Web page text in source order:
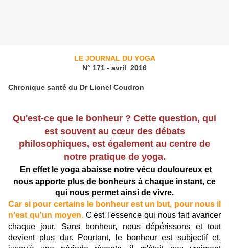
LE JOURNAL DU YOGA
N° 171 - avril 2016
Chronique santé du Dr Lionel Coudron
Qu'est-ce que le bonheur ? Cette question, qui
est souvent au cœur des débats
philosophiques, est également au centre de
notre pratique de yoga.
En effet le yoga abaisse notre vécu douloureux et
nous apporte plus de bonheurs à chaque instant, ce
qui nous permet ainsi de vivre.
Car si pour certains le bonheur est un but, pour nous il
n'est qu'un moyen. C'est l'essence qui nous fait avancer
chaque jour. Sans bonheur, nous dépérissons et tout
devient plus dur. Pourtant, le bonheur est subjectif et,